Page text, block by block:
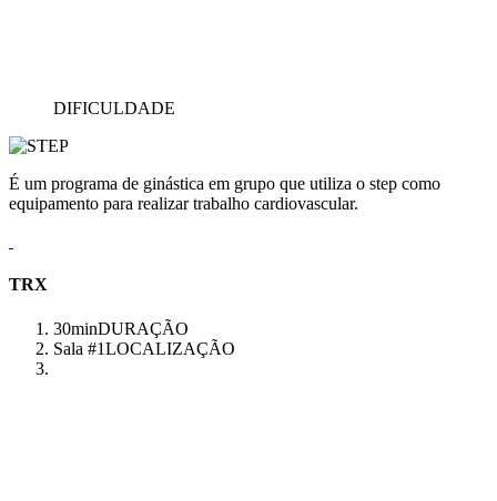
DIFICULDADE
É um programa de ginástica em grupo que utiliza o step como
equipamento para realizar trabalho cardiovascular.
TRX
30minDURAÇÃO
Sala #1LOCALIZAÇÃO